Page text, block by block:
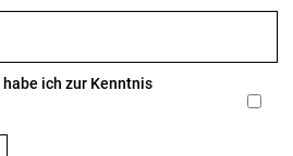
habe ich zur Kenntnis